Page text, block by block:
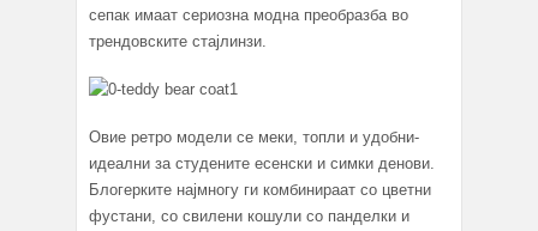
сепак имаат сериозна модна преобразба во
трендовските стајлинзи.
Овие ретро модели се меки, топли и удобни-
идеални за студените есенски и симки денови.
Блогерките најмногу ги комбинираат со цветни
фустани, со свилени кошули со панделки и